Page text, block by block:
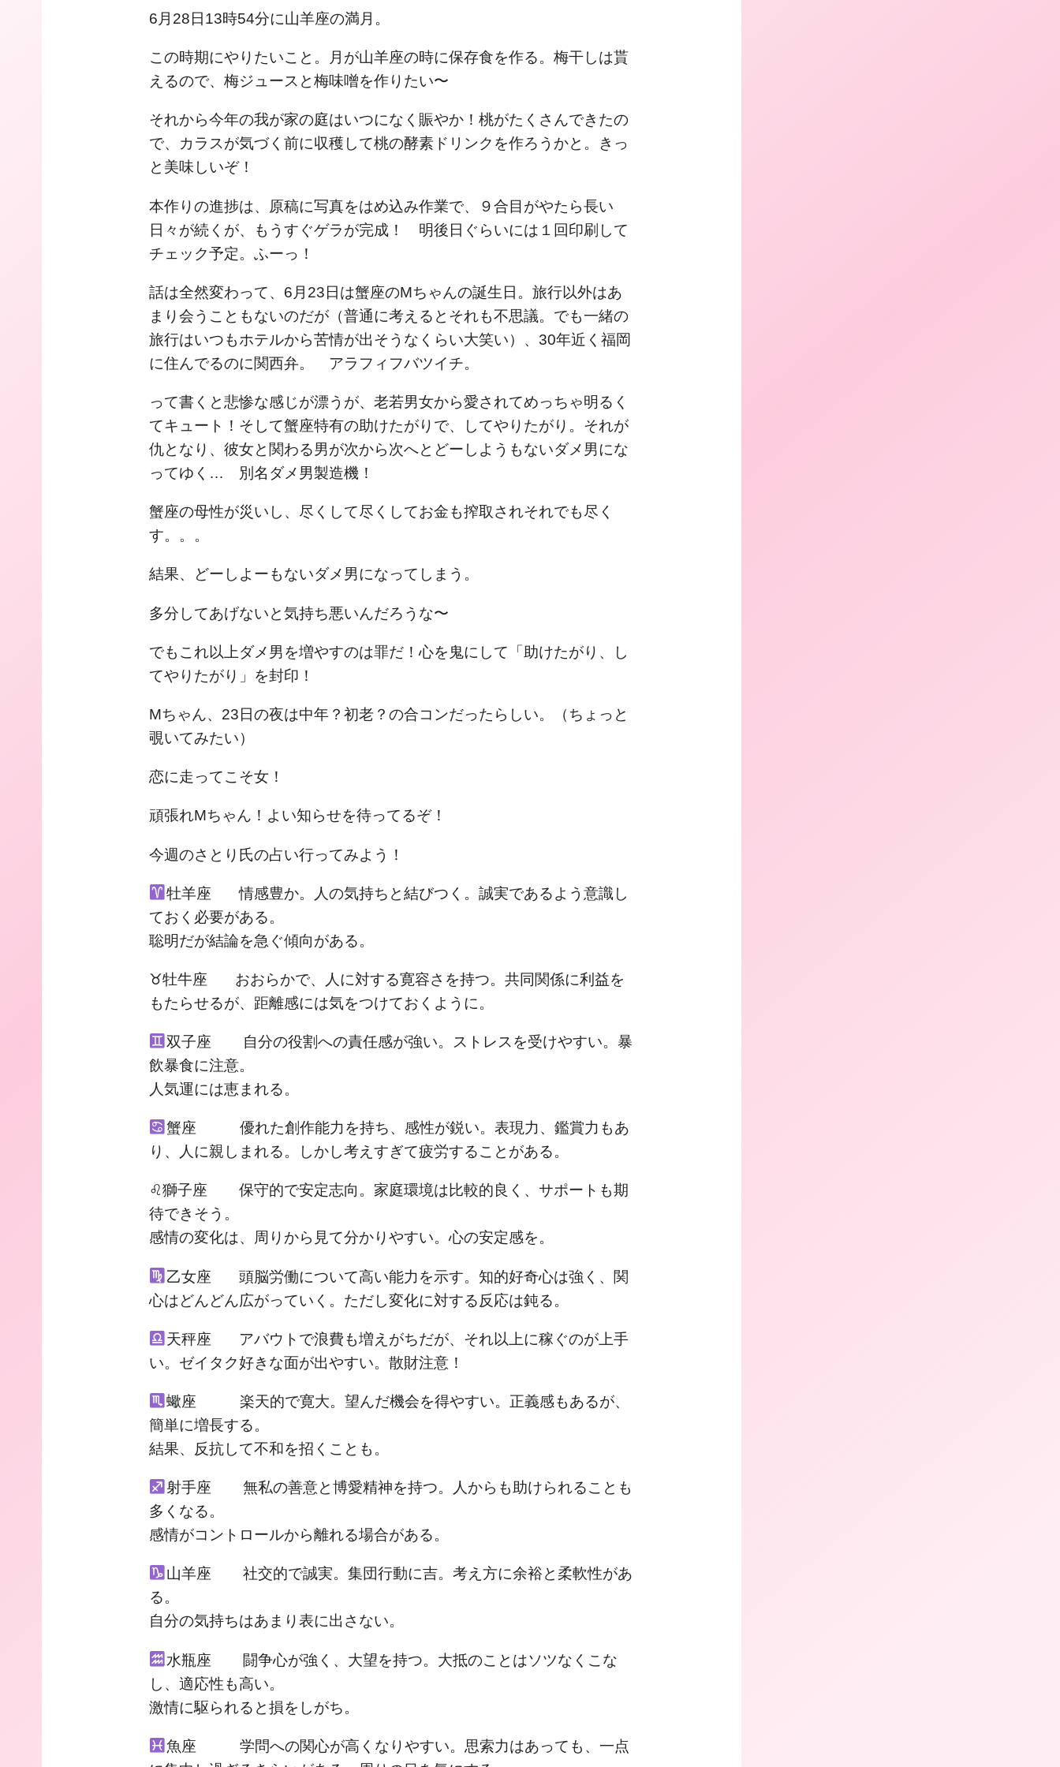
6月28日13時54分に山羊座の満月。
この時期にやりたいこと。月が山羊座の時に保存食を作る。梅干しは貰
えるので、梅ジュースと梅味噌を作りたい〜
それから今年の我が家の庭はいつになく賑やか！桃がたくさんできたの
で、カラスが気づく前に収穫して桃の酵素ドリンクを作ろうかと。きっ
と美味しいぞ！
本作りの進捗は、原稿に写真をはめ込み作業で、９合目がやたら長い
日々が続くが、もうすぐゲラが完成！ 明後日ぐらいには１回印刷して
チェック予定。ふーっ！
話は全然変わって、6月23日は蟹座のMちゃんの誕生日。旅行以外はあ
まり会うこともないのだが（普通に考えるとそれも不思議。でも一緒の
旅行はいつもホテルから苦情が出そうなくらい大笑い）、30年近く福岡
に住んでるのに関西弁。 アラフィフバツイチ。
って書くと悲惨な感じが漂うが、老若男女から愛されてめっちゃ明るく
てキュート！そして蟹座特有の助けたがりで、してやりたがり。それが
仇となり、彼女と関わる男が次から次へとどーしようもないダメ男にな
ってゆく… 別名ダメ男製造機！
蟹座の母性が災いし、尽くして尽くしてお金も搾取されそれでも尽く
す。。。
結果、どーしよーもないダメ男になってしまう。
多分してあげないと気持ち悪いんだろうな〜
でもこれ以上ダメ男を増やすのは罪だ！心を鬼にして「助けたがり、し
てやりたがり」を封印！
Mちゃん、23日の夜は中年？初老？の合コンだったらしい。（ちょっと
覗いてみたい）
恋に走ってこそ女！
頑張れMちゃん！よい知らせを待ってるぞ！
今週のさとり氏の占い行ってみよう！
牡羊座 情感豊か。人の気持ちと結びつく。誠実であるよう意識し
ておく必要がある。
聡明だが結論を急ぐ傾向がある。
♉︎牡牛座 おおらかで、人に対する寛容さを持つ。共同関係に利益を
もたらせるが、距離感には気をつけておくように。
双子座 自分の役割への責任感が強い。ストレスを受けやすい。暴
飲暴食に注意。
人気運には恵まれる。
蟹座 優れた創作能力を持ち、感性が鋭い。表現力、鑑賞力もあ
り、人に親しまれる。しかし考えすぎて疲労することがある。
♌︎獅子座 保守的で安定志向。家庭環境は比較的良く、サポートも期
待できそう。
感情の変化は、周りから見て分かりやすい。心の安定感を。
乙女座 頭脳労働について高い能力を示す。知的好奇心は強く、関
心はどんどん広がっていく。ただし変化に対する反応は鈍る。
天秤座 アバウトで浪費も増えがちだが、それ以上に稼ぐのが上手
い。ゼイタク好きな面が出やすい。散財注意！
蠍座 楽天的で寛大。望んだ機会を得やすい。正義感もあるが、
簡単に増長する。
結果、反抗して不和を招くことも。
射手座 無私の善意と博愛精神を持つ。人からも助けられることも
多くなる。
感情がコントロールから離れる場合がある。
山羊座 社交的で誠実。集団行動に吉。考え方に余裕と柔軟性があ
る。
自分の気持ちはあまり表に出さない。
水瓶座 闘争心が強く、大望を持つ。大抵のことはソツなくこな
し、適応性も高い。
激情に駆られると損をしがち。
魚座 学問への関心が高くなりやすい。思索力はあっても、一点